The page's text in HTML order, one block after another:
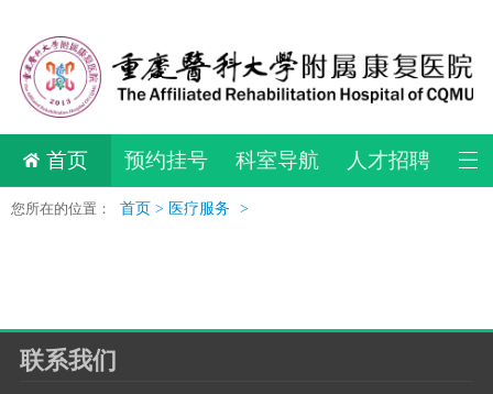
首页 预约挂号 科室导航 人才招聘
您所在的位置： 首页 > 医疗服务 >
联系我们